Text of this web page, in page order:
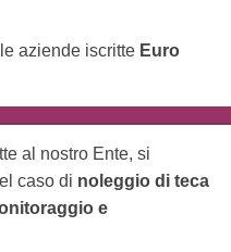
aziende iscritte Euro
al nostro Ente, si
caso di noleggio di teca
e